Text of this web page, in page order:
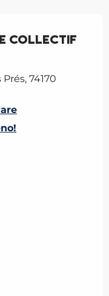
collectif
74170